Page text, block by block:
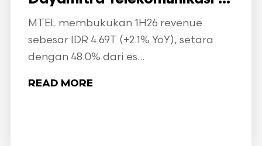
MTEL membukukan 1H26 revenue
sebesar IDR 4.69T (+2.1% YoY), setara
dengan 48.0% dari es...
READ MORE